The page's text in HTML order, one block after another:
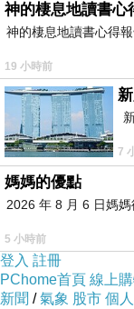
神的棲息地讀書心
神的棲息地讀書心得
19 小時前
7
媽媽的優點
2026 年 8 月 6 日媽
5 小時前
登入 註冊
PChome首頁 線上
新聞 /氣象 股市 個